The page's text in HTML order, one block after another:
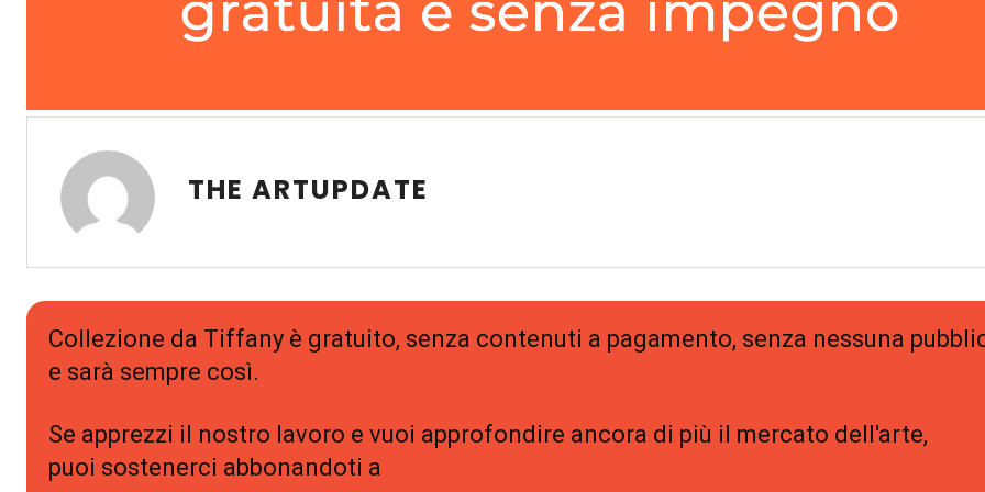
THE ARTUPDATE
Collezione da Tiffany è gratuito, senza contenuti a pagamento, senza nessuna
e sarà sempre così.
Se apprezzi il nostro lavoro e vuoi approfondire ancora di più il mercato dell'arte,
puoi sostenerci abbonandoti a